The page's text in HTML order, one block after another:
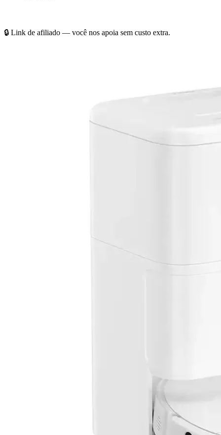
🔒 Link de afiliado — você nos apoia sem custo extra.